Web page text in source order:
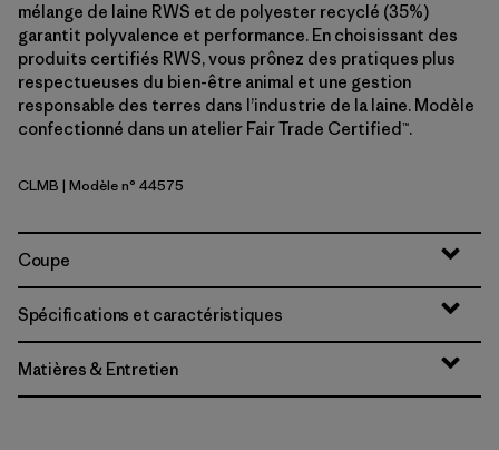
mélange de laine RWS et de polyester recyclé (35%)
garantit polyvalence et performance. En choisissant des
produits certifiés RWS, vous prônez des pratiques plus
respectueuses du bien-être animal et une gestion
responsable des terres dans l’industrie de la laine. Modèle
confectionné dans un atelier Fair Trade Certified™.
Clement Blue
CLMB | Modèle n° 44575
Coupe
Spécifications et caractéristiques
Matières & Entretien